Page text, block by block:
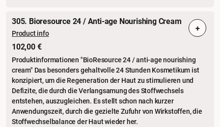
305. Bioresource 24 / Anti-age Nourishing Cream
Product info
102,00 €
Produktinformationen "BioResource 24 / anti-age nourishing
cream" Das besonders gehaltvolle 24 Stunden Kosmetikum ist
konzipiert, um die Regeneration der Haut zu stimulieren und
Defizite, die durch die Verlangsamung des Stoffwechsels
entstehen, auszugleichen. Es stellt schon nach kurzer
Anwendungszeit, durch die gezielte Zufuhr von Wirkstoffen, die
Stoffwechselbalance der Haut wieder her.
+